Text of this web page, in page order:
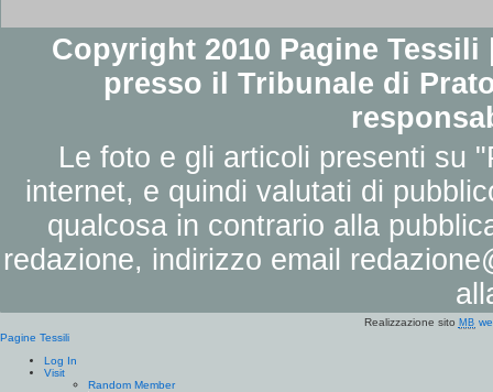
Copyright 2010 Pagine
presso il Tribunale di
Le foto e gli articoli presenti su
internet, e quindi valutati di
qualcosa in contrario alla
redazione, indirizzo email
Realizzazione sito MB
Pagine Tessili
Log In
Visit
Random Member